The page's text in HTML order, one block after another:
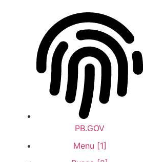
PB.GOV
Menu [1]